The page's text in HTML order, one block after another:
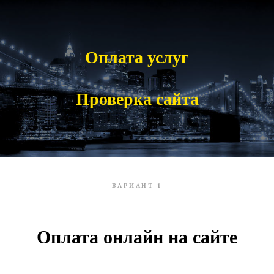
Оплата услуг
Проверка сайта
ВАРИАНТ 1
Оплата онлайн на сайте